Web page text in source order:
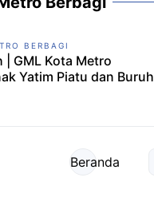
BERBAGI
| GML Kota Metro
Yatim Piatu dan Buruh
Beranda